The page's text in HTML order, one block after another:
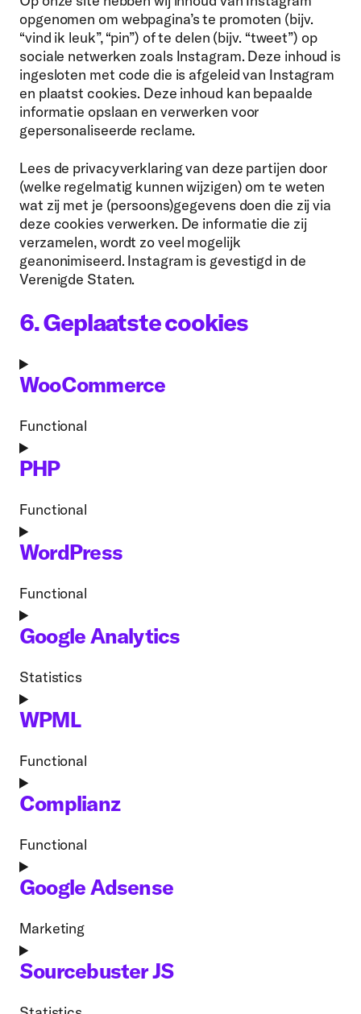
opgenomen om webpagina’s te promoten (bijv.
“vind ik leuk”, “pin”) of te delen (bijv. “tweet”) op
sociale netwerken zoals Instagram. Deze inhoud is
ingesloten met code die is afgeleid van Instagram
en plaatst cookies. Deze inhoud kan bepaalde
informatie opslaan en verwerken voor
gepersonaliseerde reclame.
Lees de privacyverklaring van deze partijen door
(welke regelmatig kunnen wijzigen) om te weten
wat zij met je (persoons)gegevens doen die zij via
deze cookies verwerken. De informatie die zij
verzamelen, wordt zo veel mogelijk
geanonimiseerd. Instagram is gevestigd in de
Verenigde Staten.
6. Geplaatste cookies
WooCommerce
Functional
Consent
to
woocommerce
PHP
Functional
Consent
to
php
WordPress
Functional
Consent
to
service
wordpress
Google Analytics
Statistics
Consent
to
google-
WPML
Functional
Consent
to
wpml
Complianz
Functional
Consent
to
service
complianz
Google Adsense
Marketing
Consent
to
google-
Sourcebuster JS